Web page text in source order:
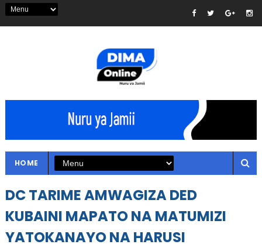
HOME
DC TARIME AMWAGIZA DED
KUBAINI MAPATO NA MATUMIZI
YATOKANAYO NA HARUSI